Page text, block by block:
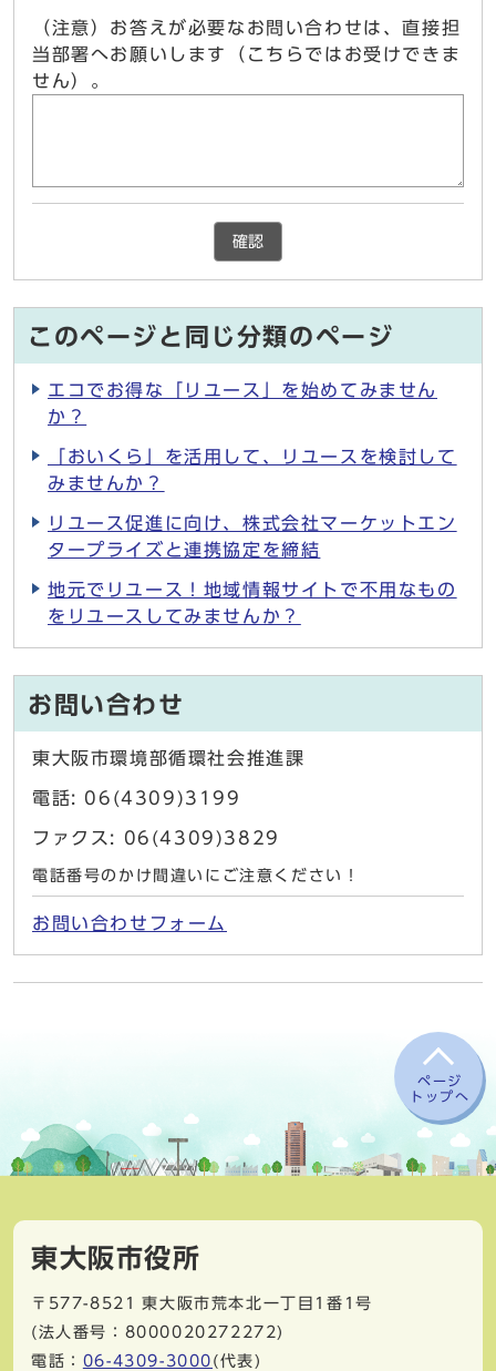
（注意）お答えが必要なお問い合わせは、直接担
当部署へお願いします（こちらではお受けできま
せん）。
確認
このページと同じ分類のページ
エコでお得な「リユース」を始めてみません
か？
「おいくら」を活用して、リユースを検討して
みませんか？
リユース促進に向け、株式会社マーケットエン
タープライズと連携協定を締結
地元でリユース！地域情報サイトで不用なもの
をリユースしてみませんか？
お問い合わせ
東大阪市環境部循環社会推進課
電話: 06(4309)3199
ファクス: 06(4309)3829
電話番号のかけ間違いにご注意ください！
お問い合わせフォーム
ページ
トップへ
東大阪市役所
〒577-8521
東大阪市荒本北一丁目1番1号
(法人番号：8000020272272)
電話： 06-4309-3000 (代表)